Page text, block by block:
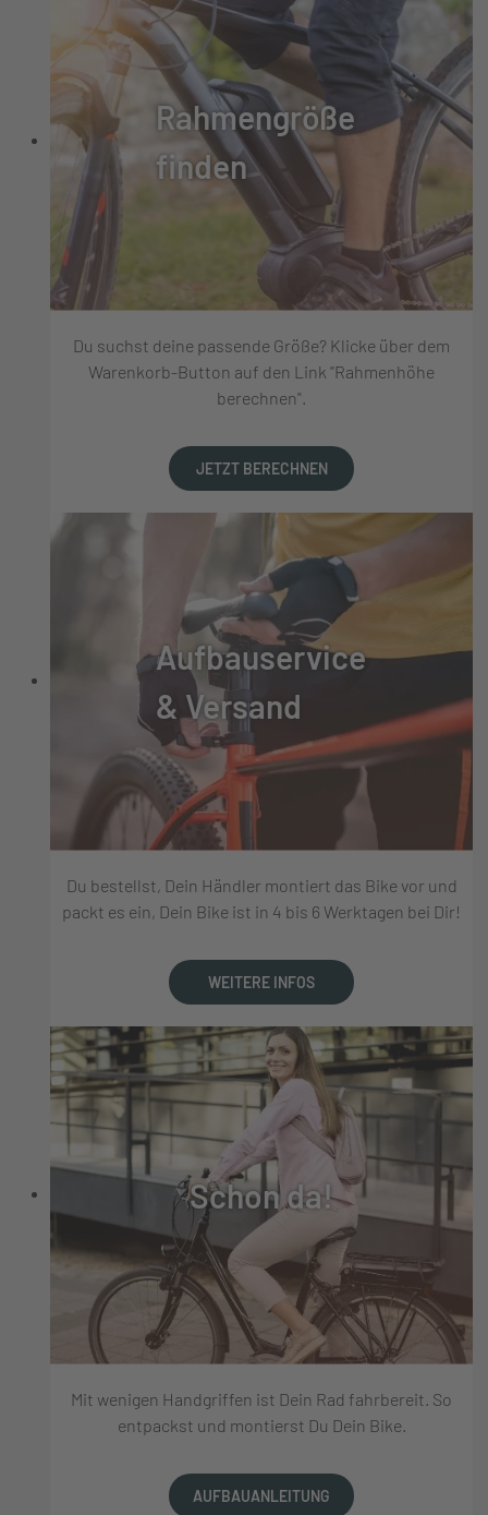
Rahmengröße
finden
Du suchst deine passende Größe? Klicke über dem
Warenkorb-Button auf den Link "Rahmenhöhe
berechnen".
JETZT BERECHNEN
Aufbauservice
& Versand
Du bestellst, Dein Händler montiert das Bike vor und
packt es ein, Dein Bike ist in 4 bis 6 Werktagen bei Dir!
WEITERE INFOS
Schon da!
Mit wenigen Handgriffen ist Dein Rad fahrbereit. So
entpackst und montierst Du Dein Bike.
AUFBAUANLEITUNG